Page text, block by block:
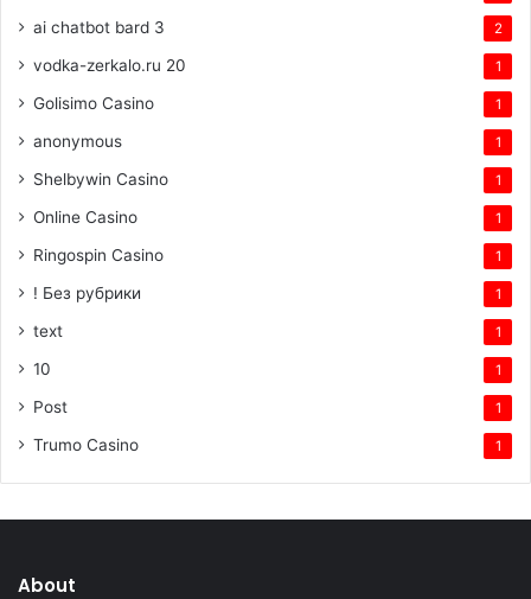
ai chatbot bard 3 2
vodka-zerkalo.ru 20 1
Golisimo Casino 1
anonymous 1
Shelbywin Casino 1
Online Casino 1
Ringospin Casino 1
! Без рубрики 1
text 1
10 1
Post 1
Trumo Casino 1
About